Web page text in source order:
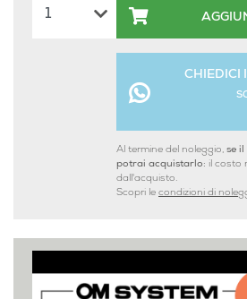
CHIEDICI
Al termine del noleggio, se
potrai acquistarlo: il costo
dall'acquisto.
Scopri le condizioni di